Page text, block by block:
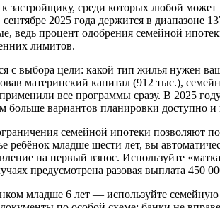
среди которых любой может
2025 года держится в диапазоне
ведь процент одобрения семейной
лимитов.
с выбора цели: какой тип жилья нужен
материнский капитал (912 тыс.),
все программы сразу. В 2025
вариантов планировки доступно
семейной ипотеки позволяют
ребёнок младше шести лет, вы
на первый взнос. Используйте
предусмотрена разовая выплата 450
младше 6 лет — используйте